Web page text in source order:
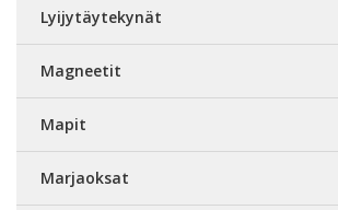
Lyijytäytekynät
Magneetit
Mapit
Marjaoksat